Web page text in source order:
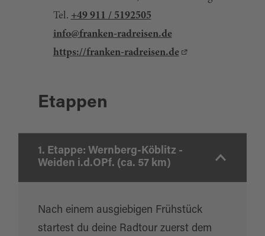
Tel. +49 911 / 5192505
info@franken-radreisen.de
https://franken-radreisen.de
Etappen
1. Etappe: Wernberg-Köblitz -
Weiden i.d.OPf. (ca. 57 km)
Nach einem ausgiebigen Frühstück
startest du deine Radtour zuerst dem